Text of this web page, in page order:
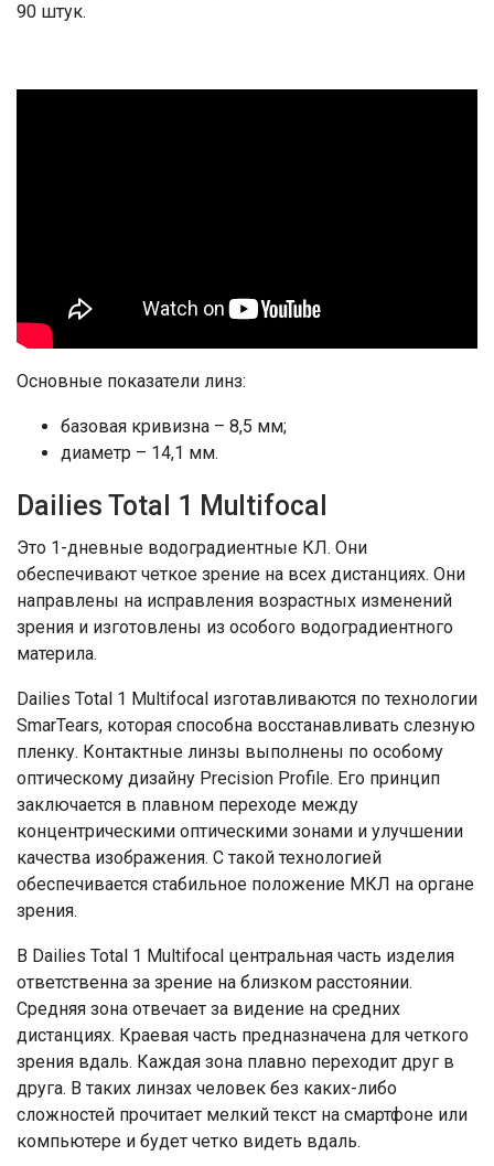
90 штук.
Основные показатели линз:
базовая кривизна – 8,5 мм;
диаметр – 14,1 мм.
Dailies Total 1 Multifocal
Это 1-дневные водоградиентные КЛ. Они
обеспечивают четкое зрение на всех дистанциях. Они
направлены на исправления возрастных изменений
зрения и изготовлены из особого водоградиентного
материла.
Dailies Total 1 Multifocal изготавливаются по технологии
SmarTears, которая способна восстанавливать слезную
пленку. Контактные линзы выполнены по особому
оптическому дизайну Precision Profile. Его принцип
заключается в плавном переходе между
концентрическими оптическими зонами и улучшении
качества изображения. С такой технологией
обеспечивается стабильное положение МКЛ на органе
зрения.
В Dailies Total 1 Multifocal центральная часть изделия
ответственна за зрение на близком расстоянии.
Средняя зона отвечает за видение на средних
дистанциях. Краевая часть предназначена для четкого
зрения вдаль. Каждая зона плавно переходит друг в
друга. В таких линзах человек без каких-либо
сложностей прочитает мелкий текст на смартфоне или
компьютере и будет четко видеть вдаль.